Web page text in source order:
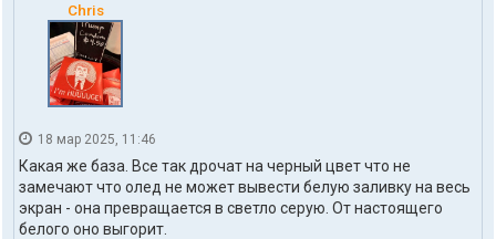
Chris
18 мар 2025, 11:46
Какая же база. Все так дрочат на черный цвет что не
замечают что олед не может вывести белую заливку на весь
экран - она превращается в светло серую. От настоящего
белого оно выгорит.